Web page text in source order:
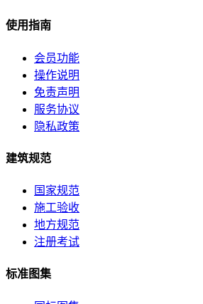
使用指南
会员功能
操作说明
免责声明
服务协议
隐私政策
建筑规范
国家规范
施工验收
地方规范
注册考试
标准图集